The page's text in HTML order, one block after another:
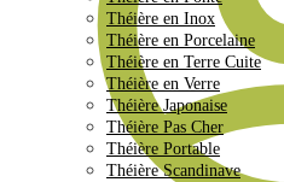
Théière en Inox
Théière en Porcelaine
Théière en Terre Cuite
Théière en Verre
Théière Japonaise
Théière Pas Cher
Théière Portable
Théière Scandinave